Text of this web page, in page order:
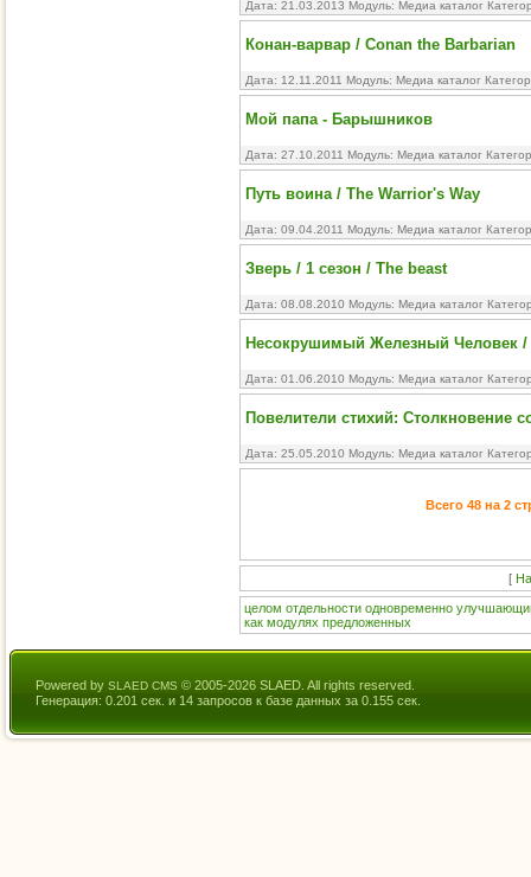
Дата: 21.03.2013 Модуль: Медиа каталог
Конан-варвар / Conan the Barbarian
Дата: 12.11.2011 Модуль: Медиа каталог
Мой папа - Барышников
Дата: 27.10.2011 Модуль: Медиа каталог
Путь воина / The Warrior's Way
Дата: 09.04.2011 Модуль: Медиа каталог
Зверь / 1 сезон / The beast
Дата: 08.08.2010 Модуль: Медиа каталог
Несокрушимый Железный Человек /
Дата: 01.06.2010 Модуль: Медиа каталог
Повелители стихий: Столкновение
Дата: 25.05.2010 Модуль: Медиа каталог
Всего 48 на 2
[
целом отдельности одновременно
как модулях предложенных
Powered by SLAED CMS © 2005-2026 SLAED. All rights reserved.
Генерация: 0.201 сек. и 14 запросов к базе данных за 0.155 сек.